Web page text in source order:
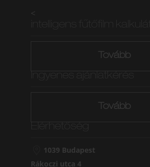
<
Tovább
Tovább
1039 Budapest
Rákoczi utca 4